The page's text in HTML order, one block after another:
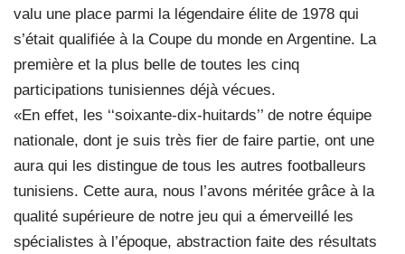
valu une place parmi la légendaire élite de 1978 qui
s’était qualifiée à la Coupe du monde en Argentine. La
première et la plus belle de toutes les cinq
participations tunisiennes déjà vécues.
«En effet, les ‘‘soixante-dix-huitards’’ de notre équipe
nationale, dont je suis très fier de faire partie, ont une
aura qui les distingue de tous les autres footballeurs
tunisiens. Cette aura, nous l’avons méritée grâce à la
qualité supérieure de notre jeu qui a émerveillé les
spécialistes à l’époque, abstraction faite des résultats